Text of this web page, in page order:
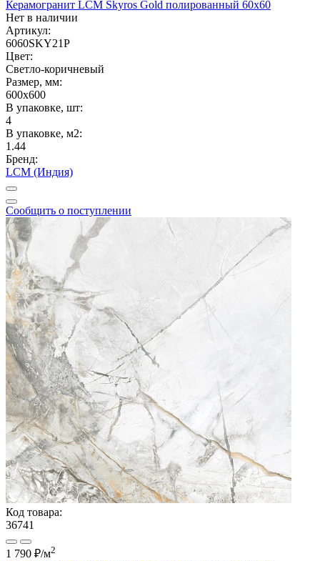
Керамогранит LCM Skyros Gold полированный 60x60
Нет в наличии
Артикул:
6060SKY21P
Цвет:
Светло-коричневый
Размер, мм:
600x600
В упаковке, шт:
4
В упаковке, м2:
1.44
Бренд:
LCM (Индия)
Сообщить о поступлении
Код товара:
36741
1 790 ₽/м2